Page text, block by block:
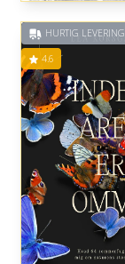
HURTIG LEVERING
4.6